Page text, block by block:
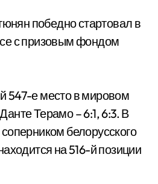
победно стартовал в
с призовым фондом
547-е место в мировом
Терамо – 6:1, 6:3. В
белорусского
на 516-й позиции